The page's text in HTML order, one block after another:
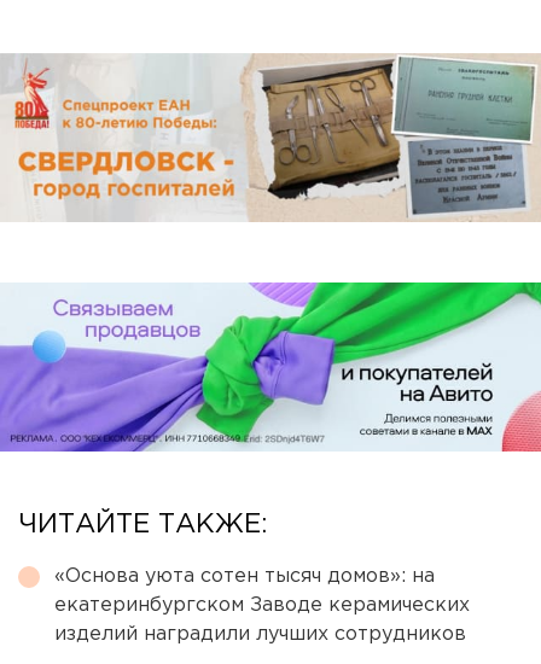
ЧИТАЙТЕ ТАКЖЕ:
«Основа уюта сотен тысяч домов»: на
екатеринбургском Заводе керамических
изделий наградили лучших сотрудников